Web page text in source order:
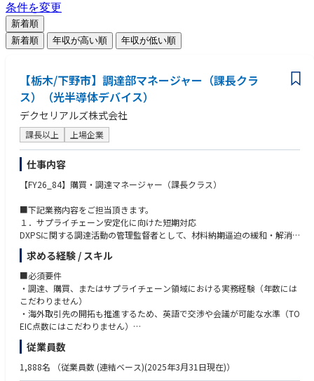
条件を変更
新着順
新着順
年収が高い順 年収が低い順
【栃木/下野市】調達部マネージャー（課長クラ
ス）（光半導体デバイス）
デクセリアルズ株式会社
課長以上 上場企業
仕事内容
【FY26_84】購買・調達マネージャー（課長クラス）
■下記業務内容をご担当頂きます。
１．サプライチェーン安定化に向けた短期対応
DXPSに関する調達活動の管理監督者として、材料納期逼迫の緩和・解消
に向け、サプライヤーとの交渉や調整を通じた安定調達の実現を担ってい
ただきます。
２．中長期的な調達戦略の立案・実行
需給変動や市場環境を踏まえた調達戦略を立案、関係各所との合意を得な
がら、品質水準を担保したうえでの調達リスク低減とコスト最適化を推進
していただきます。
３．サプライヤーマネジメントの強化
サプライヤーの選定・評価・関係強化を通じて、安定供給および競争力の
ある調達体制の構築を推進していただきます。
求める経験 / スキル
■必須要件
・調達、購買、またはサプライチェーン領域における実務経験（年数には
こだわりません）
・海外取引先の開拓も推進するため、英語で交渉や会議が可能な水準（TO
EIC点数にはこだわりません）
・組織またはチームのマネジメント経験（もしくはそれに準ずる経験）
・課題設定から解決までを主体的に推進できる方
従業員数
1,888名 （従業員数 (連結ベース)(2025年3月31日現在)）